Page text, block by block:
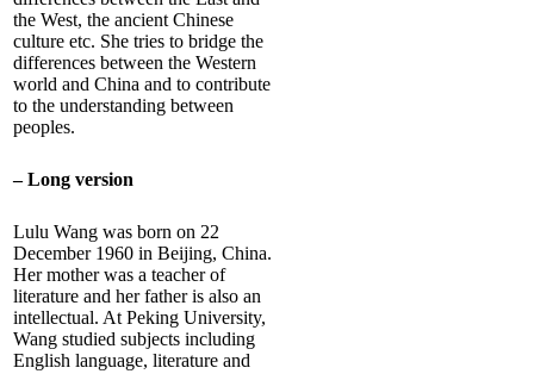
the West, the ancient Chinese
culture etc. She tries to bridge the
differences between the Western
world and China and to contribute
to the understanding between
peoples.
– Long version
Lulu Wang was born on 22
December 1960 in Beijing, China.
Her mother was a teacher of
literature and her father is also an
intellectual. At Peking University,
Wang studied subjects including
English language, literature and